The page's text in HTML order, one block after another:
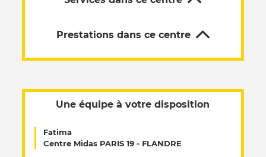
Prestations dans ce centre
Une équipe à votre disposition
Fatima
Centre Midas PARIS 19 - FLANDRE